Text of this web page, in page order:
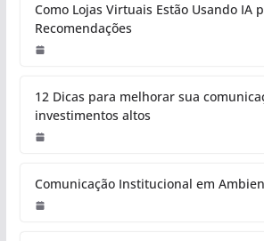
Como Lojas Virtuais Estão Usando IA
Recomendações
12 Dicas para melhorar sua
investimentos altos